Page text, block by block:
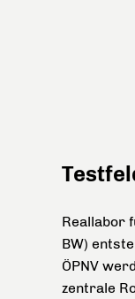
Reallabor
BW)
ÖPNV
zentrale